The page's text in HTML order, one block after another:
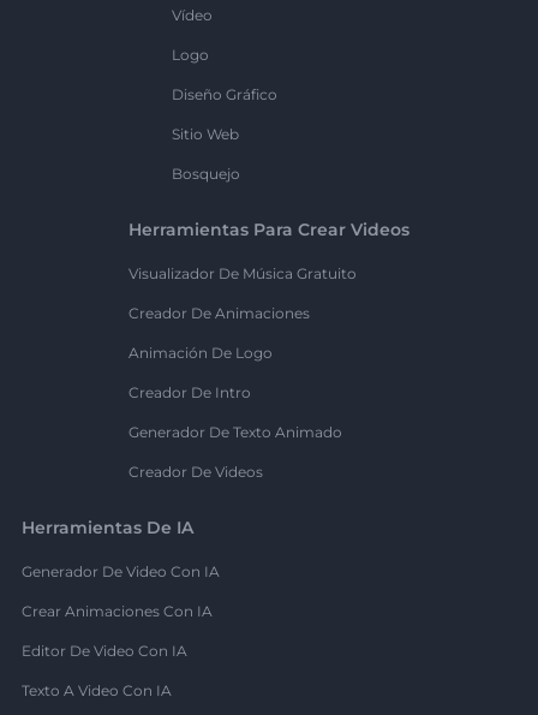
Vídeo
Logo
Diseño Gráfico
Sitio Web
Bosquejo
Herramientas Para Crear Videos
Visualizador De Música Gratuito
Creador De Animaciones
Animación De Logo
Creador De Intro
Generador De Texto Animado
Creador De Videos
Herramientas De IA
Generador De Video Con IA
Crear Animaciones Con IA
Editor De Video Con IA
Texto A Video Con IA